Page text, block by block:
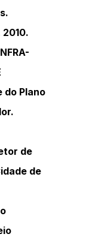
2010.
do Plano
de
de